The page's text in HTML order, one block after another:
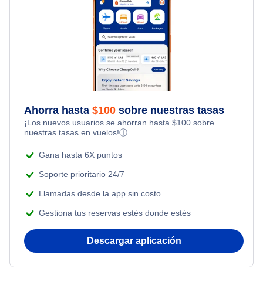
Ahorra hasta $100 sobre nuestras tasas
¡Los nuevos usuarios se ahorran hasta $100 sobre
nuestras tasas en vuelos!ⓘ
Gana hasta 6X puntos
Soporte prioritario 24/7
Llamadas desde la app sin costo
Gestiona tus reservas estés donde estés
Descargar aplicación